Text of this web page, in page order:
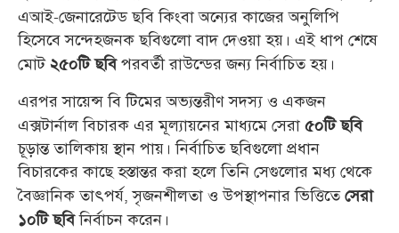
এআই-জেনারেটেড ছবি কিংবা অন্যের কাজের অনুলিপি
হিসেবে সন্দেহজনক ছবিগুলো বাদ দেওয়া হয়। এই ধাপ শেষে
মোট২৫০টি ছবিপরবর্তী রাউন্ডের জন্য নির্বাচিত হয়।
এরপর সায়েন্স বি টিমের অভ্যন্তরীণ সদস্য ও একজন
এক্সটার্নাল বিচারক এর মূল্যায়নের মাধ্যমে সেরা ৫০টি ছবি
চূড়ান্ত তালিকায় স্থান পায়। নির্বাচিত ছবিগুলো প্রধান
বিচারকের কাছে হস্তান্তর করা হলে তিনি সেগুলোর মধ্য থেকে
বৈজ্ঞানিক তাৎপর্য, সৃজনশীলতা ও উপস্থাপনার ভিত্তিতেসেরা
১০টি ছবিনির্বাচন করেন।